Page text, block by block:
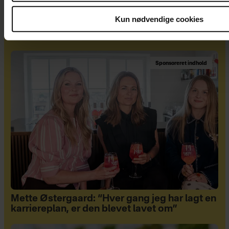
Kun nødvendige cookies
valgt at blive i
ægteskabet
Sponsoreret indhold
Mette Østergaard: “Hver gang jeg har lagt en
karriereplan, er den blevet lavet om”